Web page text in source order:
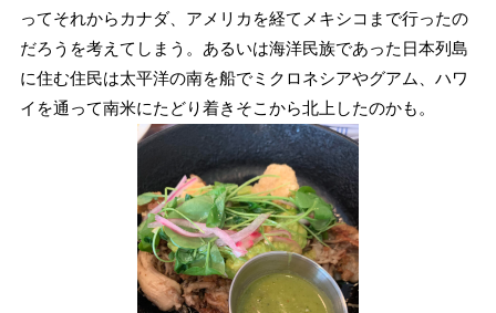
ってそれからカナダ、アメリカを経てメキシコまで行ったの
だろうを考えてしまう。あるいは海洋民族であった日本列島
に住む住民は太平洋の南を船でミクロネシアやグアム、ハワ
イを通って南米にたどり着きそこから北上したのかも。